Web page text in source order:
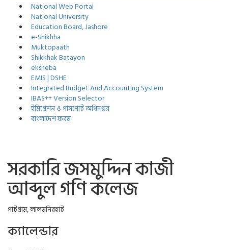
National Web Portal
National University
Education Board, Jashore
e-Shikhha
Muktopaath
Shikkhak Batayon
eksheba
EMIS | DSHE
Integrated Budget And Accounting System
IBAS++ Version Selector
ইমিগ্রেশন ও পাসপোর্ট অধিদপ্তর
বাংলাদেশ ফরম
সরকারি জসমুদ্দিন কাজী
আব্দুল গণি কলেজ
পাটগ্রাম, লালমনিরহাট
ক্যালেন্ডার